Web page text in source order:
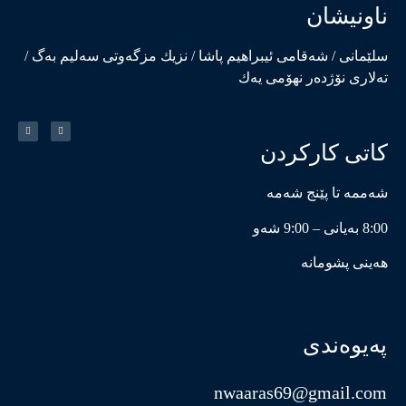
ناونیشان
سلێمانی / شەقامی ئیبراهیم پاشا / نزیك مزگەوتی سەلیم بەگ /
تەلاری نۆژدەر نهۆمی یەك
کاتی کارکردن
شەممە تا پێنج شەمە
8:00 بەیانی – 9:00 شەو
هەینی پشومانە
پەیوەندی
nwaaras69@gmail.com